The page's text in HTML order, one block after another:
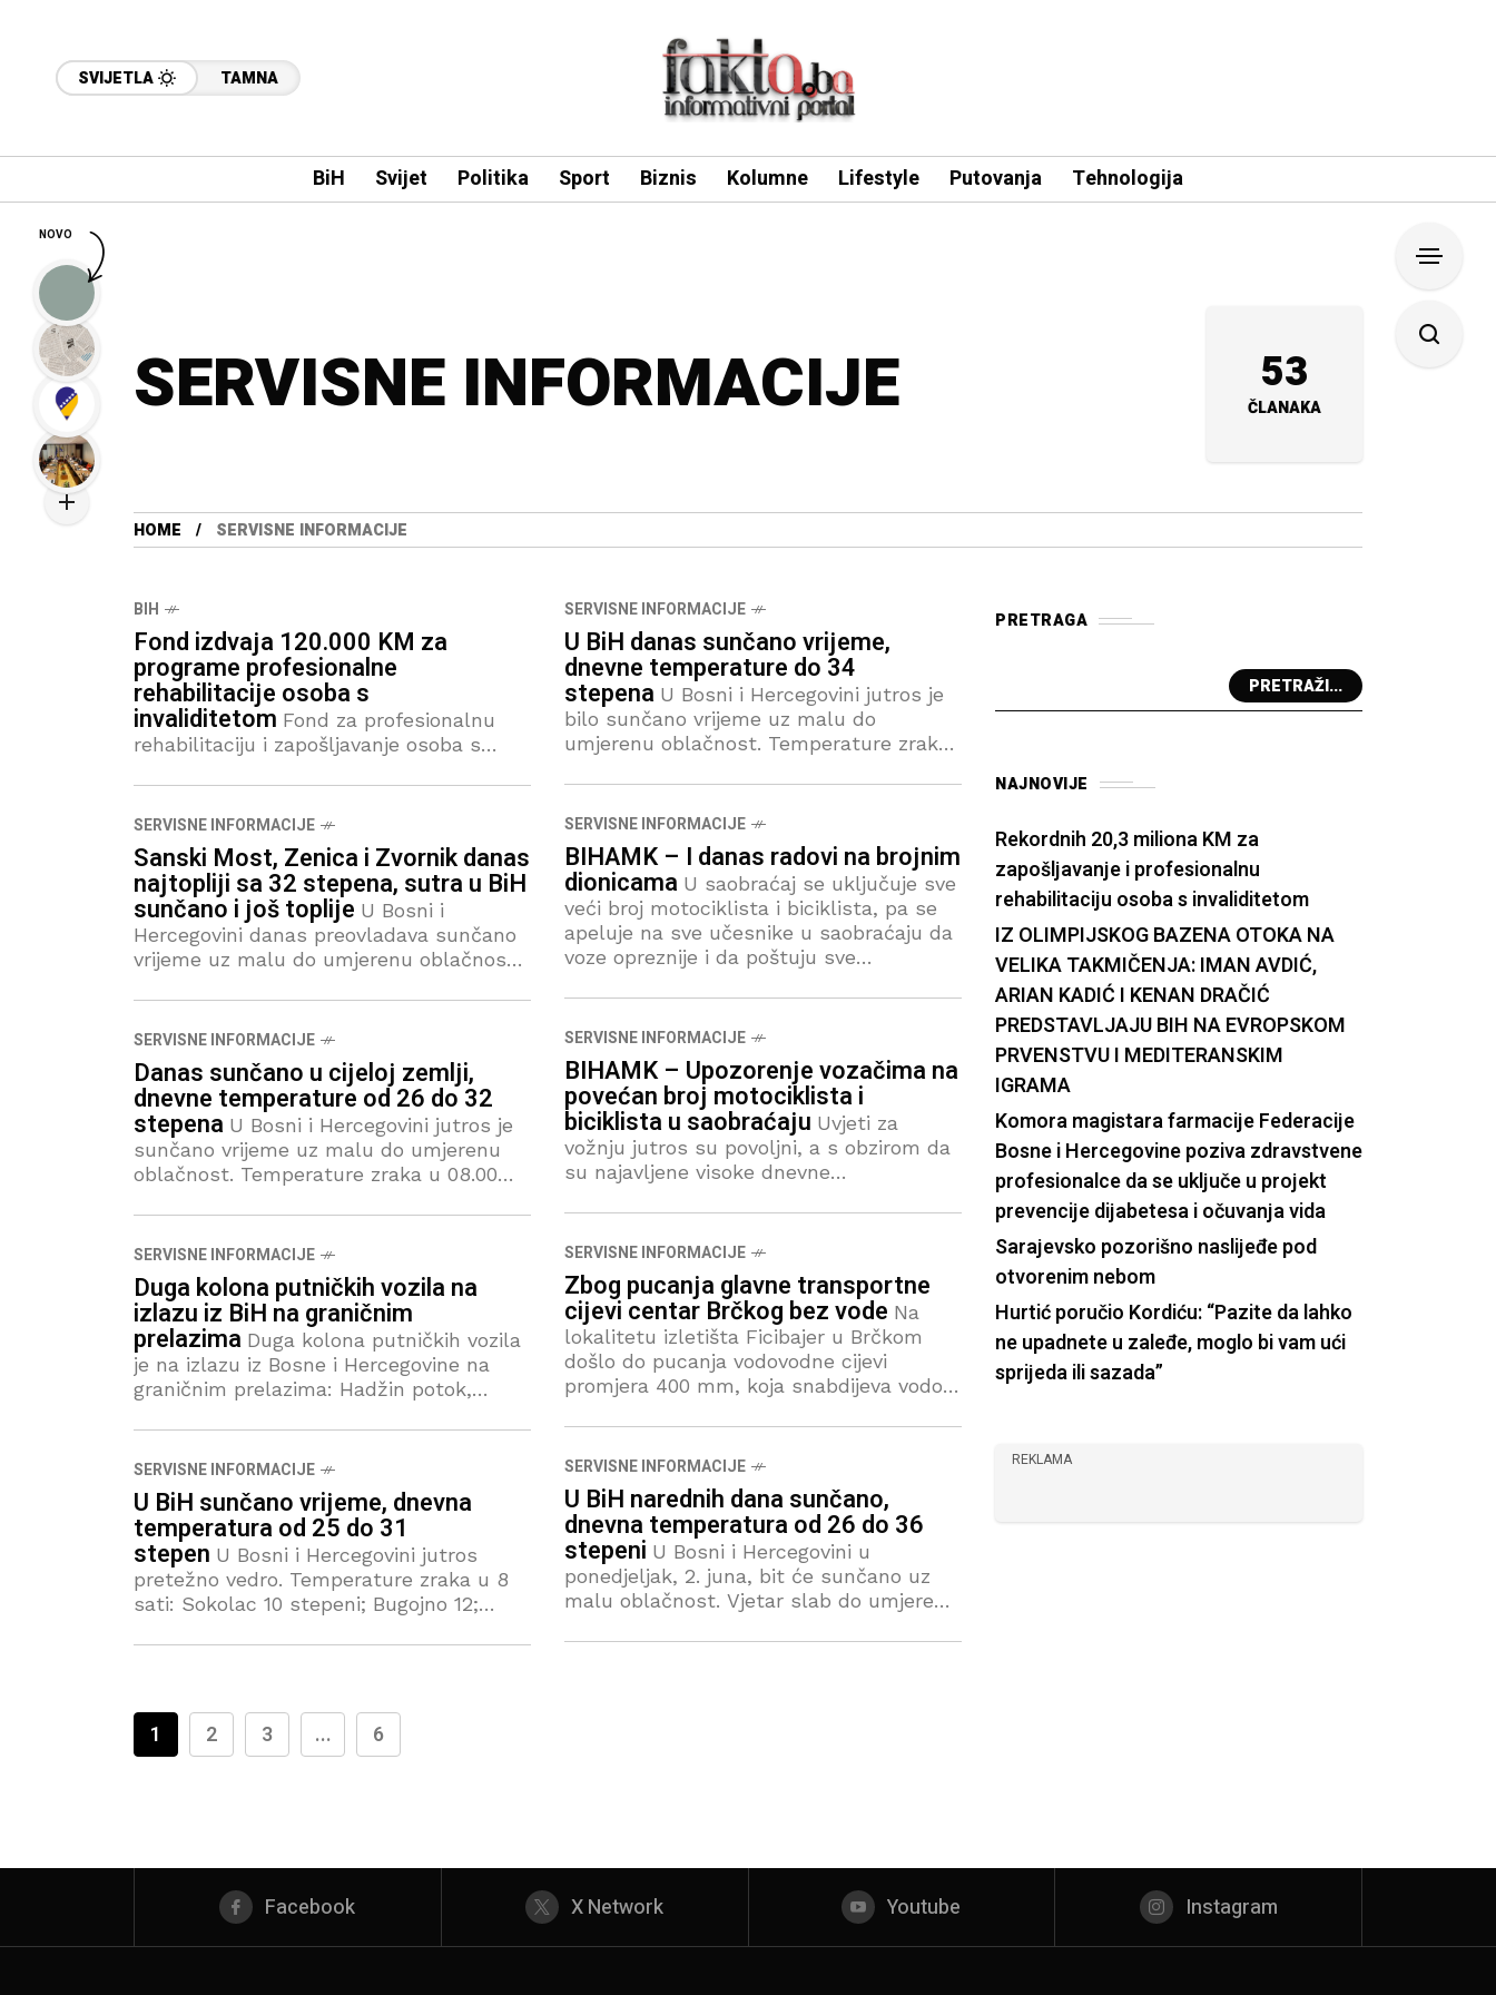
SVIJETLA TAMNA
BiH Svijet Politika Sport Biznis Kolumne Lifestyle Putovanja Tehnologija
SERVISNE INFORMACIJE 53
ČLANAKA
HOME SERVISNE INFORMACIJE
BIH
Fond izdvaja 120.000 KM za
programe profesionalne
rehabilitacije osoba s
invaliditetom Fond za profesionalnu
rehabilitaciju i zapošljavanje osoba s
javni poziv za dodjelu sredstava za
programe zapošljavanja, razvoja
privrednih društava za zapošljavanje
osoba s invaliditetom i
SERVISNE INFORMACIJE
U BiH danas sunčano vrijeme,
dnevne temperature do 34
stepena U Bosni i Hercegovini jutros je
bilo sunčano vrijeme uz malu do
umjerenu oblačnost. Temperature zraka
i Livno 15, Bugojno i Prijedor 16,
SERVISNE INFORMACIJE
BIHAMK – I danas radovi na brojnim
dionicama U saobraćaj se uključuje sve
veći broj motociklista i biciklista, pa se
apeluje na sve učesnike u saobraćaju da
voze opreznije i da poštuju sve
dnevnih
SERVISNE INFORMACIJE
Sanski Most, Zenica i Zvornik danas
najtopliji sa 32 stepena, sutra u BiH
sunčano i još toplije U Bosni i
Hercegovini danas preovladava sunčano
vrijeme uz malu do umjerenu oblačnost.
Bosne su mogući lokalni pljuskovi i
grmljavina. Temperature zraka u 14.00
SERVISNE INFORMACIJE
BIHAMK – Upozorenje vozačima na
povećan broj motociklista i
biciklista u saobraćaju Uvjeti za
vožnju jutros su povoljni, a s obzirom da
su najavljene visoke dnevne
ranim jutarnjim ili večernjim satima.
Povećano je prisustvo većeg broja
motociklista i
SERVISNE INFORMACIJE
Danas sunčano u cijeloj zemlji,
dnevne temperature od 26 do 32
stepena U Bosni i Hercegovini jutros je
sunčano vrijeme uz malu do umjerenu
oblačnost. Temperature zraka u 08.00
Bugojno, Drvar i Livno 15, Zvornik 16,
SERVISNE INFORMACIJE
Zbog pucanja glavne transportne
cijevi centar Brčkog bez vode Na
lokalitetu izletišta Ficibajer u Brčkom
došlo do pucanja vodovodne cijevi
promjera 400 mm, koja snabdijeva vodom
“Komunalno Brčko”. Kako bi se osigurao
SERVISNE INFORMACIJE
Duga kolona putničkih vozila na
izlazu iz BiH na graničnim
prelazima Duga kolona putničkih vozila
je na izlazu iz Bosne i Hercegovine na
graničnim prelazima: Hadžin potok,
Dubica, Gradina, Gradiška, Novi Grad,
Brod i Orašje. Na ostalim
SERVISNE INFORMACIJE
U BiH narednih dana sunčano,
dnevna temperatura od 26 do 36
stepeni U Bosni i Hercegovini u
ponedjeljak, 2. juna, bit će sunčano uz
malu oblačnost. Vjetar slab do umjeren
zraka od 12 do 18, na jugu
SERVISNE INFORMACIJE
U BiH sunčano vrijeme, dnevna
temperatura od 25 do 31
stepen U Bosni i Hercegovini jutros
pretežno vedro. Temperature zraka u 8
sati: Sokolac 10 stepeni; Bugojno 12;
15; Banja Luka 16; Sanski Most, Trebinje
1 2 3 ... 6
PRETRAGA
PRETRAŽI...
NAJNOVIJE
Rekordnih 20,3 miliona KM za
zapošljavanje i profesionalnu
rehabilitaciju osoba s invaliditetom
IZ OLIMPIJSKOG BAZENA OTOKA NA
VELIKA TAKMIČENJA: IMAN AVDIĆ,
ARIAN KADIĆ I KENAN DRAČIĆ
PREDSTAVLJAJU BIH NA EVROPSKOM
PRVENSTVU I MEDITERANSKIM
IGRAMA
Komora magistara farmacije Federacije
Bosne i Hercegovine poziva zdravstvene
profesionalce da se uključe u projekt
prevencije dijabetesa i očuvanja vida
Sarajevsko pozorišno naslijeđe pod
otvorenim nebom
Hurtić poručio Kordiću: “Pazite da lahko
ne upadnete u zaleđe, moglo bi vam ući
sprijeda ili sazada”
REKLAMA
Facebook X Network Youtube Instagram
NOVO